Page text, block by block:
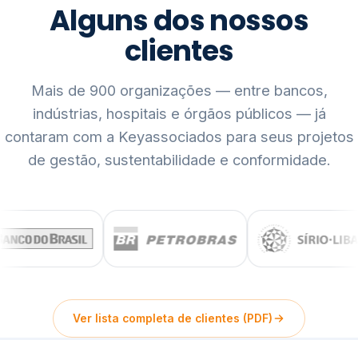
Alguns dos nossos
clientes
Mais de 900 organizações — entre bancos,
indústrias, hospitais e órgãos públicos — já
contaram com a Keyassociados para seus projetos
de gestão, sustentabilidade e conformidade.
Ver lista completa de clientes (PDF)